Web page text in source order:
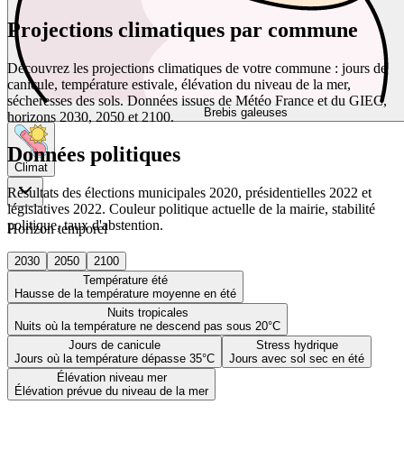
Brebis galeuses
Climat
Horizon temporel
2030 2050
2100
Température été
Hausse de la température moyenne en été
Nuits tropicales
Nuits où la température ne descend pas sous 20°C
Jours de canicule
Jours où la température dépasse 35°C
Stress hydrique
Jours avec sol sec en été
Élévation niveau mer
Élévation prévue du niveau de la mer
Projections climatiques par commune
Découvrez les projections climatiques de votre commune : jours de
canicule, température estivale, élévation du niveau de la mer,
sécheresses des sols. Données issues de Météo France et du GIEC,
horizons 2030, 2050 et 2100.
Données politiques
Résultats des élections municipales 2020, présidentielles 2022 et
législatives 2022. Couleur politique actuelle de la mairie, stabilité
politique, taux d'abstention.